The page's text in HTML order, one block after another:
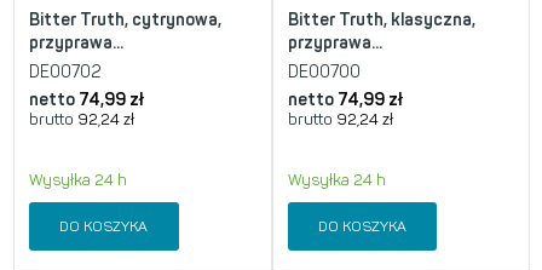
Bitter Truth, cytrynowa,
przyprawa...
DE00702
netto 74,99 zł
brutto 92,24 zł
Wysyłka 24 h
DO KOSZYKA
Bitter Truth, klasyczna,
przyprawa...
DE00700
netto 74,99 zł
brutto 92,24 zł
Wysyłka 24 h
DO KOSZYKA